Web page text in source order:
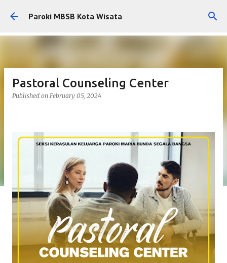
Skip to main content
Paroki MBSB Kota Wisata
Pastoral Counseling Center
Published on February 05, 2024